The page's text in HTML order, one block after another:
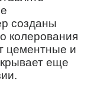
созданы
колерования
цементные и
еще